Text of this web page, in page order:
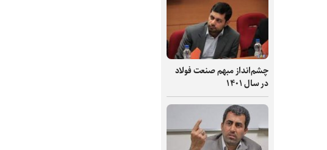
چشم‌انداز مبهم صنعت فولاد
در سال ۱۴۰۱